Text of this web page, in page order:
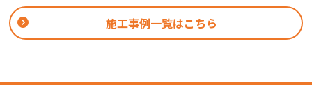
施工事例一覧はこちら